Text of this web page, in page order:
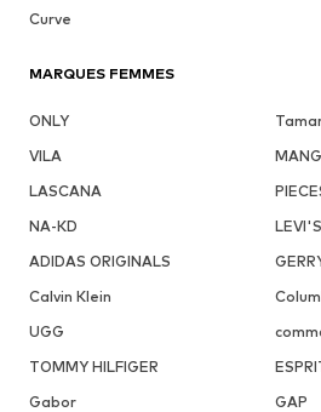
Curve
MARQUES FEMMES
ONLY
VILA
LASCANA
NA-KD
LEVI'S
ADIDAS ORIGINALS
Calvin Klein
UGG
TOMMY HILFIGER
Gabor
GAP